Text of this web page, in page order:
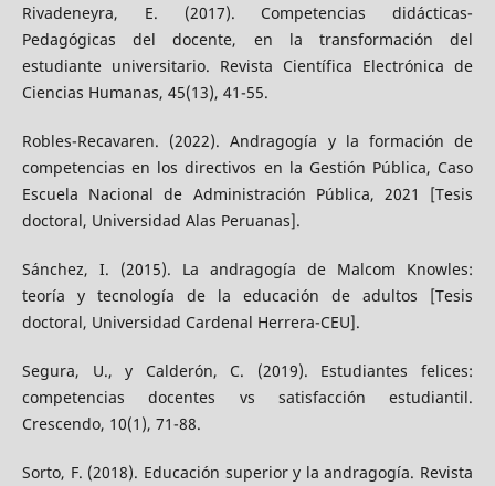
Rivadeneyra, E. (2017). Competencias didácticas-
Pedagógicas del docente, en la transformación del
estudiante universitario. Revista Científica Electrónica de
Ciencias Humanas, 45(13), 41-55.
Robles-Recavaren. (2022). Andragogía y la formación de
competencias en los directivos en la Gestión Pública, Caso
Escuela Nacional de Administración Pública, 2021 [Tesis
doctoral, Universidad Alas Peruanas].
Sánchez, I. (2015). La andragogía de Malcom Knowles:
teoría y tecnología de la educación de adultos [Tesis
doctoral, Universidad Cardenal Herrera-CEU].
Segura, U., y Calderón, C. (2019). Estudiantes felices:
competencias docentes vs satisfacción estudiantil.
Crescendo, 10(1), 71-88.
Sorto, F. (2018). Educación superior y la andragogía. Revista